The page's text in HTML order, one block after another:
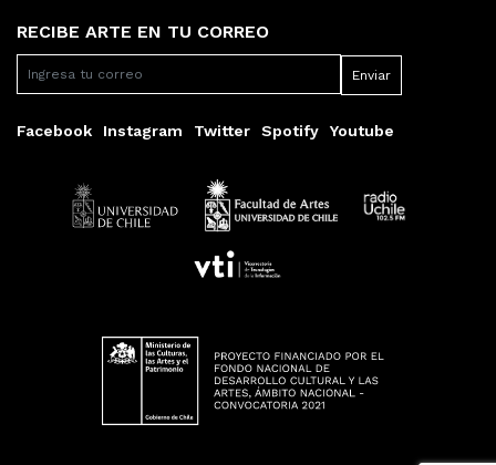
RECIBE ARTE EN TU CORREO
Facebook Instagram Twitter Spotify Youtube